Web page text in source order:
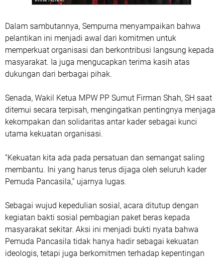
Dalam sambutannya, Sempurna menyampaikan bahwa
pelantikan ini menjadi awal dari komitmen untuk
memperkuat organisasi dan berkontribusi langsung kepada
masyarakat. Ia juga mengucapkan terima kasih atas
dukungan dari berbagai pihak.
Senada, Wakil Ketua MPW PP Sumut Firman Shah, SH saat
ditemui secara terpisah, mengingatkan pentingnya menjaga
kekompakan dan solidaritas antar kader sebagai kunci
utama kekuatan organisasi.
“Kekuatan kita ada pada persatuan dan semangat saling
membantu. Ini yang harus terus dijaga oleh seluruh kader
Pemuda Pancasila,” ujarnya lugas.
Sebagai wujud kepedulian sosial, acara ditutup dengan
kegiatan bakti sosial pembagian paket beras kepada
masyarakat sekitar. Aksi ini menjadi bukti nyata bahwa
Pemuda Pancasila tidak hanya hadir sebagai kekuatan
ideologis, tetapi juga berkomitmen terhadap kepentingan